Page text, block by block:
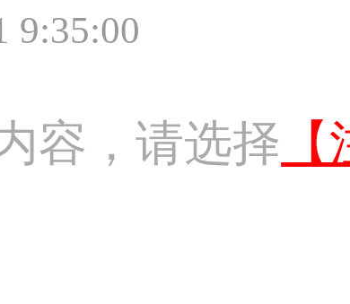
9:35:00
容，请选择